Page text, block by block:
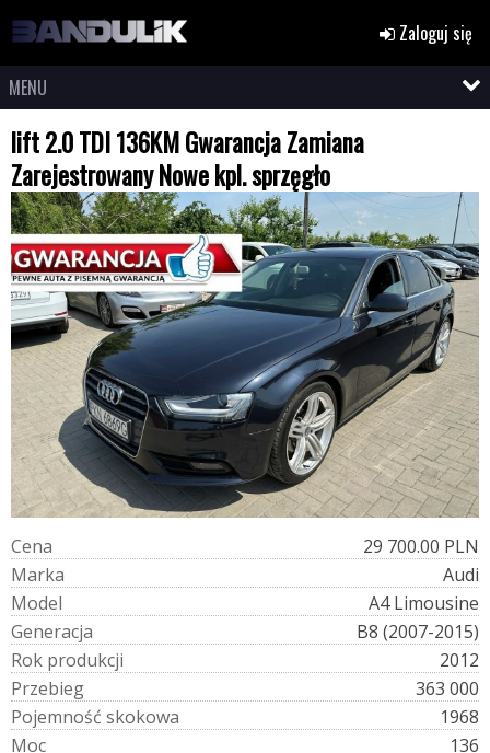
Zaloguj się
MENU
lift 2.0 TDI 136KM Gwarancja Zamiana
Zarejestrowany Nowe kpl. sprzęgło
Cena
29 700.00 PLN
Marka
Audi
Model
A4 Limousine
Generacja
B8 (2007-2015)
Rok produkcji
2012
Przebieg
363 000
Pojemność skokowa
1968
Moc
136